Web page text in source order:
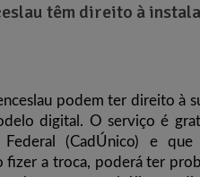
têm direito à
podem ter direito à
digital. O serviço é
(CadÚnico) e
fizer a troca, poderá ter